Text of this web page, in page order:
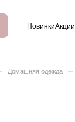
НовинкиАкции
Домашняя одежда –